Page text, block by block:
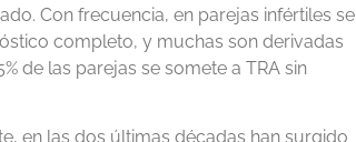
Con frecuencia, en parejas infértiles se
completo, y muchas son derivadas
de las parejas se somete a TRA sin
en las dos últimas décadas han surgido